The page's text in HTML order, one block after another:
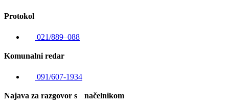
Protokol
021/889–088
Komunalni redar
091/607-1934
Najava za razgovor s načelnikom